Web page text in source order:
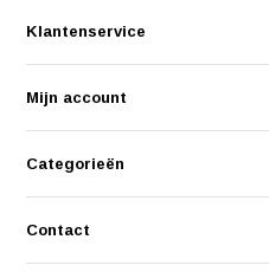
Klantenservice
Mijn account
Categorieën
Contact